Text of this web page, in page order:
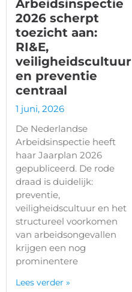
Arbeidsinspectie
2026 scherpt
toezicht aan:
RI&E,
veiligheidscultuur
en preventie
centraal
1 juni, 2026
De Nederlandse
Arbeidsinspectie heeft
haar Jaarplan 2026
gepubliceerd. De rode
draad is duidelijk:
preventie,
veiligheidscultuur en het
structureel voorkomen
van arbeidsongevallen
krijgen een nog
prominentere
Lees verder »